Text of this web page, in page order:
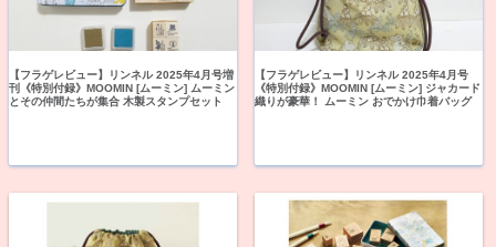
【フラゲレビュー】リンネル 2025年4月号増
刊《特別付録》MOOMIN [ムーミン] ムーミン
とその仲間たちが集合 木製スタンプセット
【フラゲレビュー】リンネル 2025年4月号
《特別付録》MOOMIN [ムーミン] ジャカード
織りが豪華！ ムーミン おでかけ巾着バッグ